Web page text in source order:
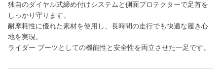
独自のダイヤル式締め付けシステムと側面プロテクターで足首を
しっかり守ります。
耐摩耗性に優れた素材を使用し、長時間の走行でも快適な履き心
地を実現。
ライダー ブーツとしての機能性と安全性を両立させた一足です。